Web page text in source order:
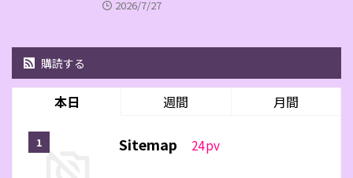
2026/7/27
購読する
本日 週間 月間
Sitemap 24pv